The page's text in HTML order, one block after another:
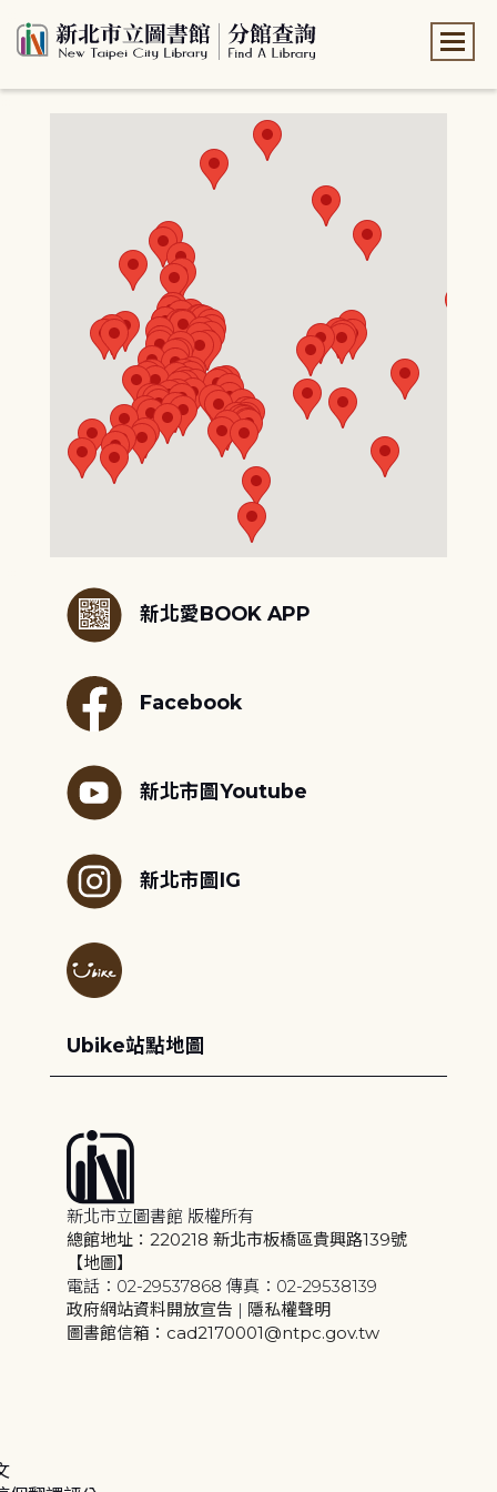
新北愛BOOK APP
Facebook
新北市圖Youtube
新北市圖IG
Ubike站點地圖
新北市立圖書館 版權所有
總館地址：220218 新北市板橋區貴興路139號
【地圖】
電話：02-29537868 傳真：02-29538139
政府網站資料開放宣告 | 隱私權聲明
圖書館信箱：cad2170001@ntpc.gov.tw